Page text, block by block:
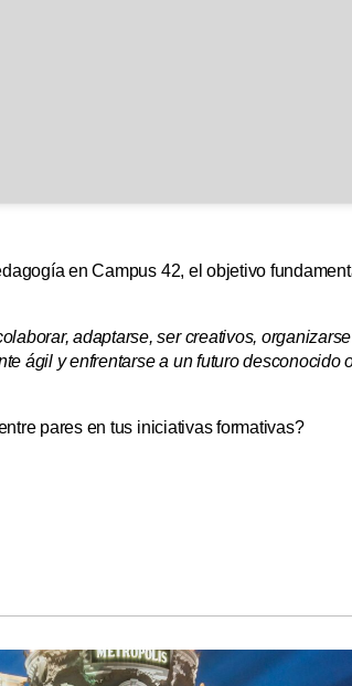
en Campus 42, el objetivo
adaptarse, ser creativos,
ágil y enfrentarse a un futuro desconocido
pares en tus iniciativas formativas?